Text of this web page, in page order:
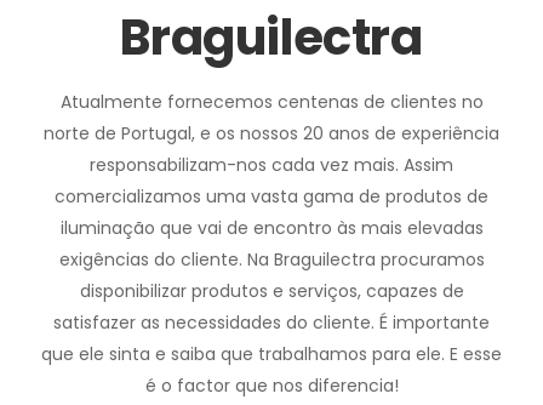
Braguilectra
Atualmente fornecemos centenas de clientes no
norte de Portugal, e os nossos 20 anos de experiência
responsabilizam-nos cada vez mais. Assim
comercializamos uma vasta gama de produtos de
iluminação que vai de encontro às mais elevadas
exigências do cliente. Na Braguilectra procuramos
disponibilizar produtos e serviços, capazes de
satisfazer as necessidades do cliente. É importante
que ele sinta e saiba que trabalhamos para ele. E esse
é o factor que nos diferencia!